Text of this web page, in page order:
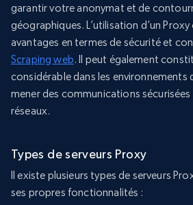
garantir votre anonymat et de
géographiques. L’utilisation d’un
avantages en termes de sécurité et
Scraping web. Il peut également
considérable dans les environnements
mener des communications sécurisées
réseaux.
Types de serveurs Proxy
Il existe plusieurs types de serveurs
ses propres fonctionnalités :